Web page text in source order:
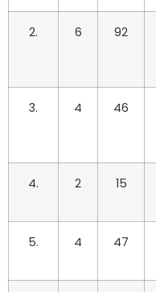
2. 6 92
3. 4 46
4. 2 15
5. 4 47